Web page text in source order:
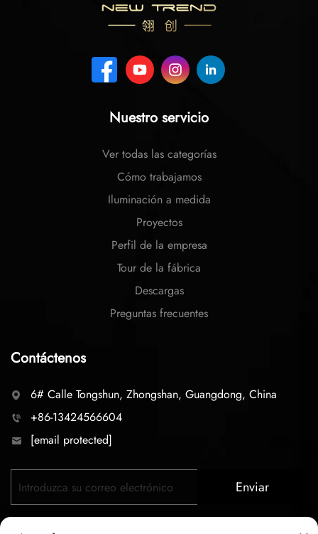
Nuestro servicio
Ver todas las categorías
Cómo trabajamos
Iluminación a medida
Proyectos
Perfil de la empresa
Tour de la fábrica
Descargas
Preguntas frecuentes
Contáctenos
6# Calle Tongshun, Zhongshan, Guangdong, China
+86-13424566604
[email protected]
Enviar